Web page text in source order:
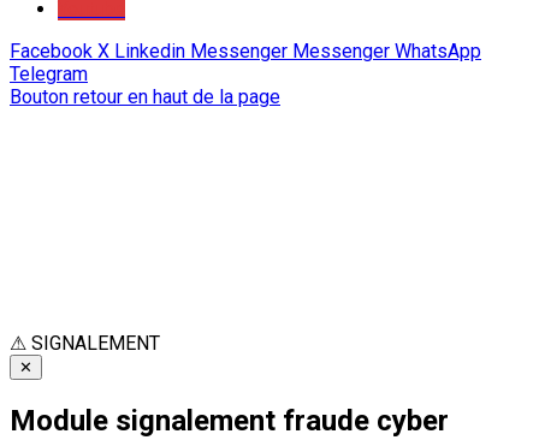
Facebook X Linkedin Messenger Messenger WhatsApp
Telegram
Bouton retour en haut de la page
⚠ SIGNALEMENT
✕
Module signalement fraude cyber